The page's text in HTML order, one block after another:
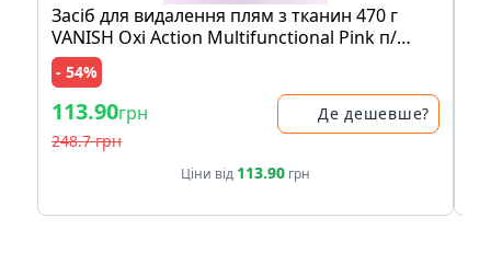
Засіб для видалення плям з тканин 470 г
VANISH Oxi Action Multifunctional Pink п/
банка
- 54%
113.90грн
248.7 грн
Де дешевше?
Ціни від 113.90 грн